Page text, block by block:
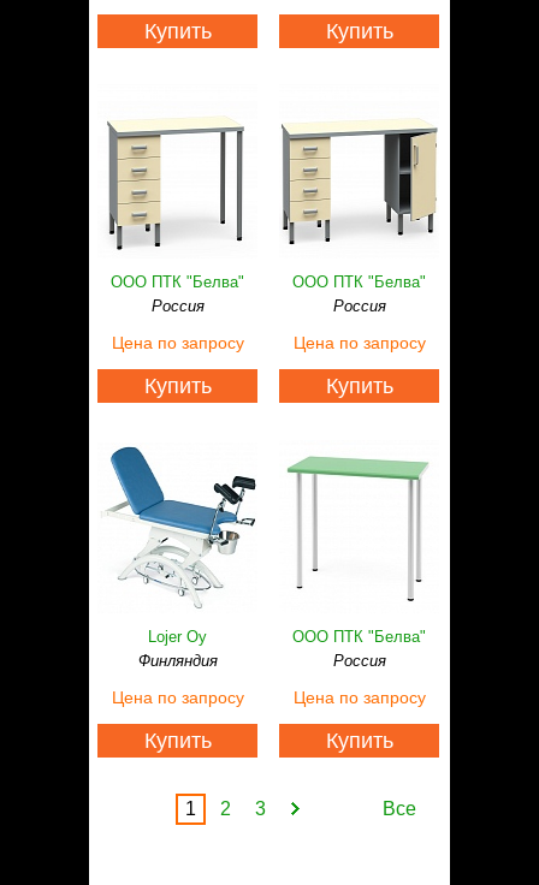
Купить Купить
ООО ПТК "Белва"
Россия
Цена по запросу
Купить
ООО ПТК "Белва"
Россия
Цена по запросу
Купить
Lojer Oy
Финляндия
Цена по запросу
Купить
ООО ПТК "Белва"
Россия
Цена по запросу
Купить
1 2 3 Все